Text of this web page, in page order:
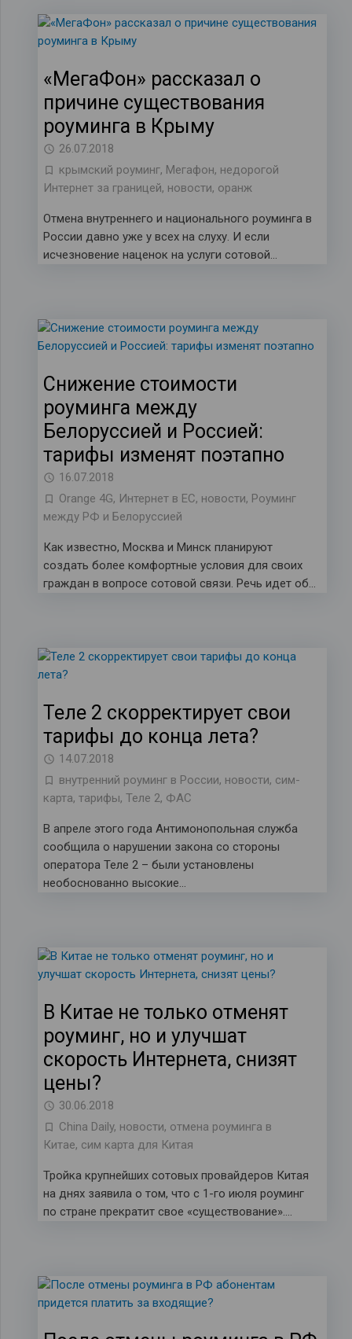
«МегаФон» рассказал о
причине существования
роуминга в Крыму
26.07.2018
крымский роуминг, Мегафон, недорогой
Интернет за границей, новости, оранж
Отмена внутреннего и национального роуминга в
России давно уже у всех на слуху. И если
исчезновение наценок на услуги сотовой…
Снижение стоимости
роуминга между
Белоруссией и Россией:
тарифы изменят поэтапно
16.07.2018
Orange 4G, Интернет в ЕС, новости, Роуминг
между РФ и Белоруссией
Как известно, Москва и Минск планируют
создать более комфортные условия для своих
граждан в вопросе сотовой связи. Речь идет об…
Теле 2 скорректирует свои
тарифы до конца лета?
14.07.2018
внутренний роуминг в России, новости, сим-
карта, тарифы, Теле 2, ФАС
В апреле этого года Антимонопольная служба
сообщила о нарушении закона со стороны
оператора Теле 2 – были установлены
необоснованно высокие…
В Китае не только отменят
роуминг, но и улучшат
скорость Интернета, снизят
цены?
30.06.2018
China Daily, новости, отмена роуминга в
Китае, сим карта для Китая
Тройка крупнейших сотовых провайдеров Китая
на днях заявила о том, что с 1-го июля роуминг
по стране прекратит свое «существование»….